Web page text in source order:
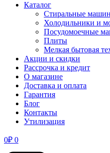
Каталог
Стиральные
Холодильники и
Посудомоечные
Плиты
Мелкая бытовая
Акции и скидки
Рассрочка и кредит
О магазине
Доставка и оплата
Гарантия
Блог
Контакты
Утилизация
0₽ 0